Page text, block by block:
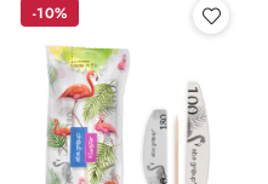
przed
obniżką
-10%